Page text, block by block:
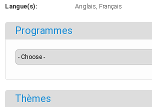
Langue(s):
Anglais Français
Programmes
Thèmes